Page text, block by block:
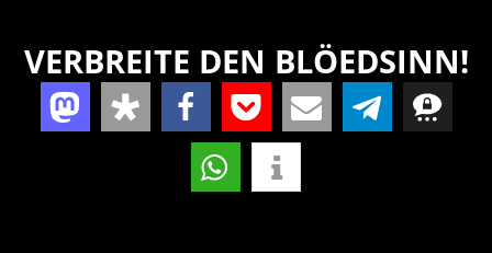
VERBREITE DEN BLÖEDSINN!